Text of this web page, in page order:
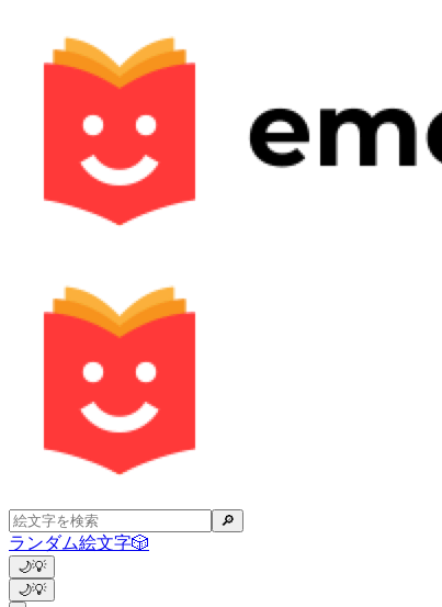
🔎
ランダム絵文字🎲
🌙💡
🌙💡